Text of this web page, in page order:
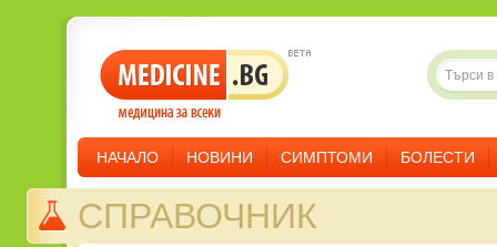
НАЧАЛО НОВИНИ СИМПТОМИ БОЛЕСТИ
СПРАВОЧНИК